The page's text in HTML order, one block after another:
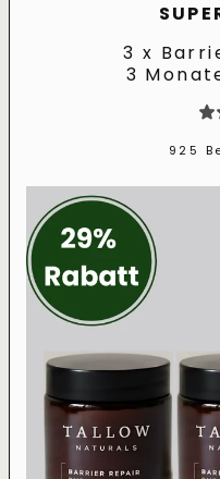
3 x
3
925